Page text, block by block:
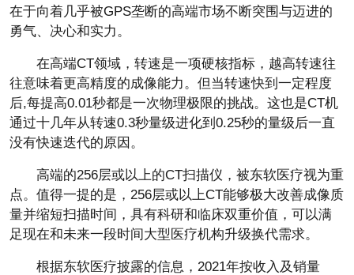
在于向着几乎被GPS垄断的高端市场不断突围与迈进的
勇气、决心和实力。
在高端CT领域，转速是一项硬核指标，越高转速往
往意味着更高精度的成像能力。但当转速快到一定程度
后,每提高0.01秒都是一次物理极限的挑战。这也是CT机
通过十几年从转速0.3秒量级进化到0.25秒的量级后一直
没有快速迭代的原因。
高端的256层或以上的CT扫描仪，被东软医疗视为重
点。值得一提的是，256层或以上CT能够极大改善成像质
量并缩短扫描时间，具有科研和临床双重价值，可以满
足现在和未来一段时间大型医疗机构升级换代需求。
根据东软医疗披露的信息，2021年按收入及销量